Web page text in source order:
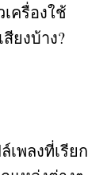
ครื่องใช้
ยงบ้าง?
พลงที่เรียก